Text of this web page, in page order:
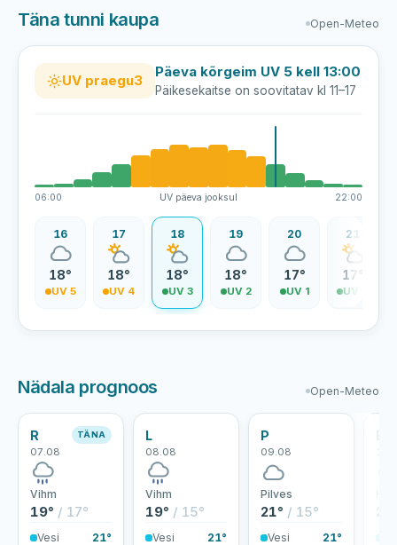
Täna tunni kaupa Open-Meteo
UV praegu3
Päeva kõrgeim UV 5 kell 13:00
Päikesekaitse on soovitatav kl 11–17
06:00 UV päeva jooksul 22:00
16
18°
UV 5
17
18°
UV 4
18
18°
UV 3
19
18°
UV 2
20
17°
UV 1
21
17°
UV 0
Nädala prognoos Open-Meteo
R
07.08
TÄNA
Vihm
19° / 17°
Vesi
21°
L
08.08
Vihm
19° / 15°
Vesi
21°
P
09.08
Pilves
21° / 15°
Vesi
21°
E